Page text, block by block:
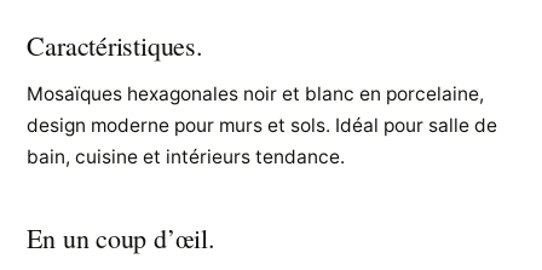
Caractéristiques.
Mosaïques hexagonales noir et blanc en porcelaine,
design moderne pour murs et sols. Idéal pour salle de
bain, cuisine et intérieurs tendance.
En un coup d’œil.